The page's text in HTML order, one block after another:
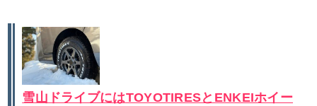
雪山ドライブにはTOYOTIRESとENKEIホイー